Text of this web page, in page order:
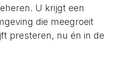
U krijgt een
die meegroeit
presteren, nu én in de